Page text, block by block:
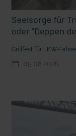
deutsche Sprache?
Seelsorge für
oder "Deppen
Grillfest für LKW-
05.08.2026